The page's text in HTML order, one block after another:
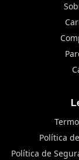
Política
Política de